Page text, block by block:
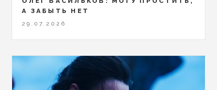
А ЗАБЫТЬ НЕТ
29.07.2026